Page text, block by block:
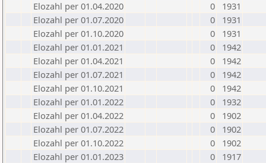
Elozahl per 01.04.2020
0
1931
Elozahl per 01.07.2020
0
1931
Elozahl per 01.10.2020
0
1931
Elozahl per 01.01.2021
0
1942
Elozahl per 01.04.2021
0
1942
Elozahl per 01.07.2021
0
1942
Elozahl per 01.10.2021
0
1942
Elozahl per 01.01.2022
0
1932
Elozahl per 01.04.2022
0
1902
Elozahl per 01.07.2022
0
1902
Elozahl per 01.10.2022
0
1902
Elozahl per 01.01.2023
0
1917